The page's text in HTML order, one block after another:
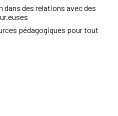
dans des relations avec des
pédagogiques pour tout